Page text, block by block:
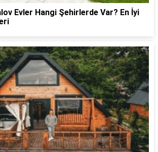
Evler Hangi Şehirlerde Var? En İyi